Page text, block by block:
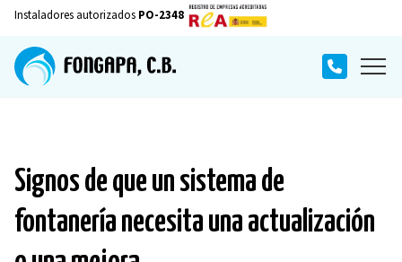
Instaladores autorizados PO-2348
Signos de que un sistema de
fontanería necesita una actualización